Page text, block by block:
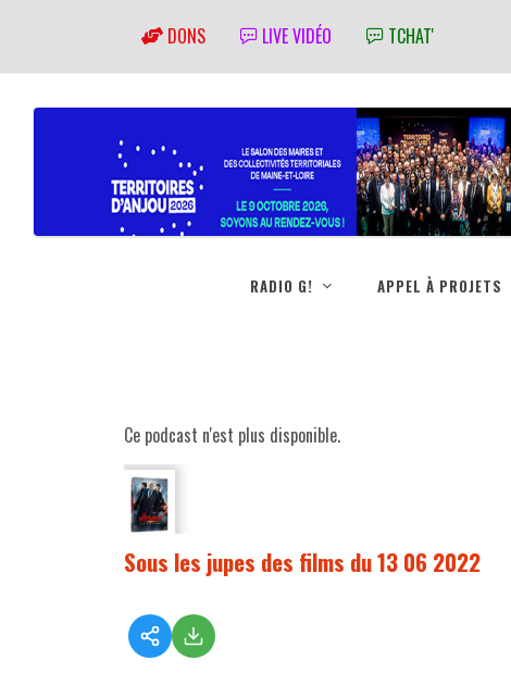
DONS LIVE VIDÉO TCHAT'
RADIO G! APPEL À PROJETS
Ce podcast n'est plus disponible.
Sous les jupes des films du 13 06 2022